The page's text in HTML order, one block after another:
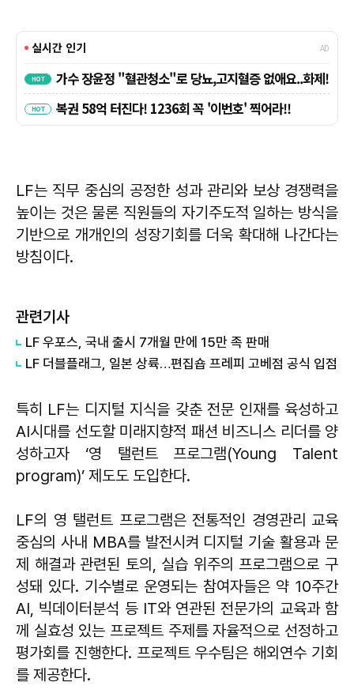
LF는 직무 중심의 공정한 성과 관리와 보상 경쟁력을
높이는 것은 물론 직원들의 자기주도적 일하는 방식을
기반으로 개개인의 성장기회를 더욱 확대해 나간다는
방침이다.
관련기사
LF 우포스, 국내 출시 7개월 만에 15만 족 판매
LF 더블플래그, 일본 상륙…편집숍 프레피 고베점 공식 입점
특히 LF는 디지털 지식을 갖춘 전문 인재를 육성하고
AI시대를 선도할 미래지향적 패션 비즈니스 리더를 양
성하고자 ‘영 탤런트 프로그램(Young Talent
program)’ 제도도 도입한다.
LF의 영 탤런트 프로그램은 전통적인 경영관리 교육
중심의 사내 MBA를 발전시켜 디지털 기술 활용과 문
제 해결과 관련된 토의, 실습 위주의 프로그램으로 구
성돼 있다. 기수별로 운영되는 참여자들은 약 10주간
AI, 빅데이터분석 등 IT와 연관된 전문가의 교육과 함
께 실효성 있는 프로젝트 주제를 자율적으로 선정하고
평가회를 진행한다. 프로젝트 우수팀은 해외연수 기회
를 제공한다.